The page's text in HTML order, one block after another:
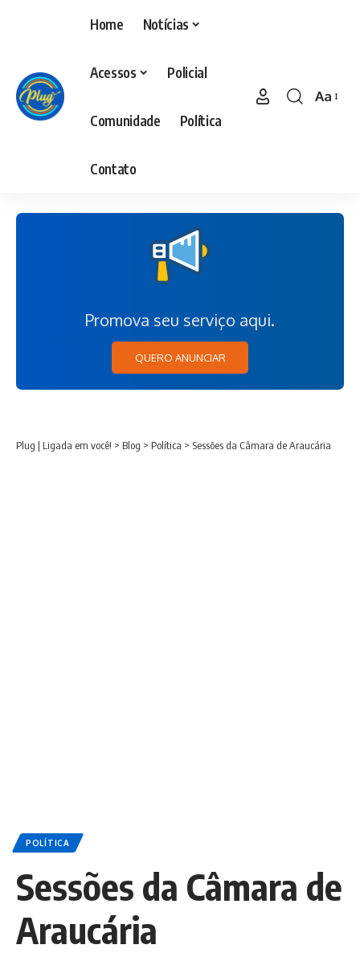
Home Notícias
Acessos Policial
Comunidade Política
Contato
Aa
Promova seu serviço aqui.
QUERO ANUNCIAR
Plug | Ligada em você! > Blog > Política > Sessões da Câmara de Araucária
POLÍTICA
Sessões da Câmara de
Araucária